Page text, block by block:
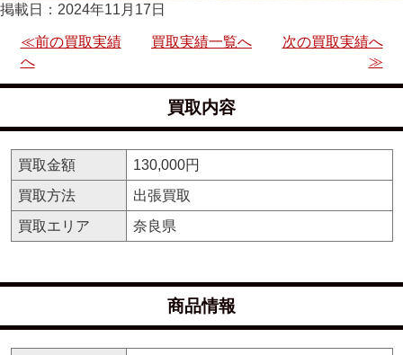
掲載日：2024年11月17日
≪前の買取実績
へ
買取実績一覧へ
次の買取実績へ
≫
買取内容
買取金額
130,000円
買取方法
出張買取
買取エリア
奈良県
商品情報